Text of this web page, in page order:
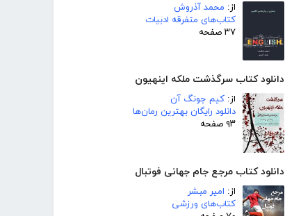
از: محمد آذروش
کتاب‌های متفرقه ادبیات
۳۷ صفحه
دانلود کتاب سرگذشت ملکه اینهیون
از: کیم جونگ آن
دانلود رایگان بهترین رمان‌ها
۹۳ صفحه
دانلود کتاب مرجع جام جهانی فوتبال
از: امیر مبشر
کتاب‌های ورزشی